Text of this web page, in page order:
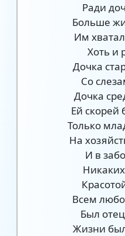
Ради
Больше
Им
Хоть и
Дочка
Со
Дочка
Ей скорей
Только
На
И в
Всем
Был
Жизни